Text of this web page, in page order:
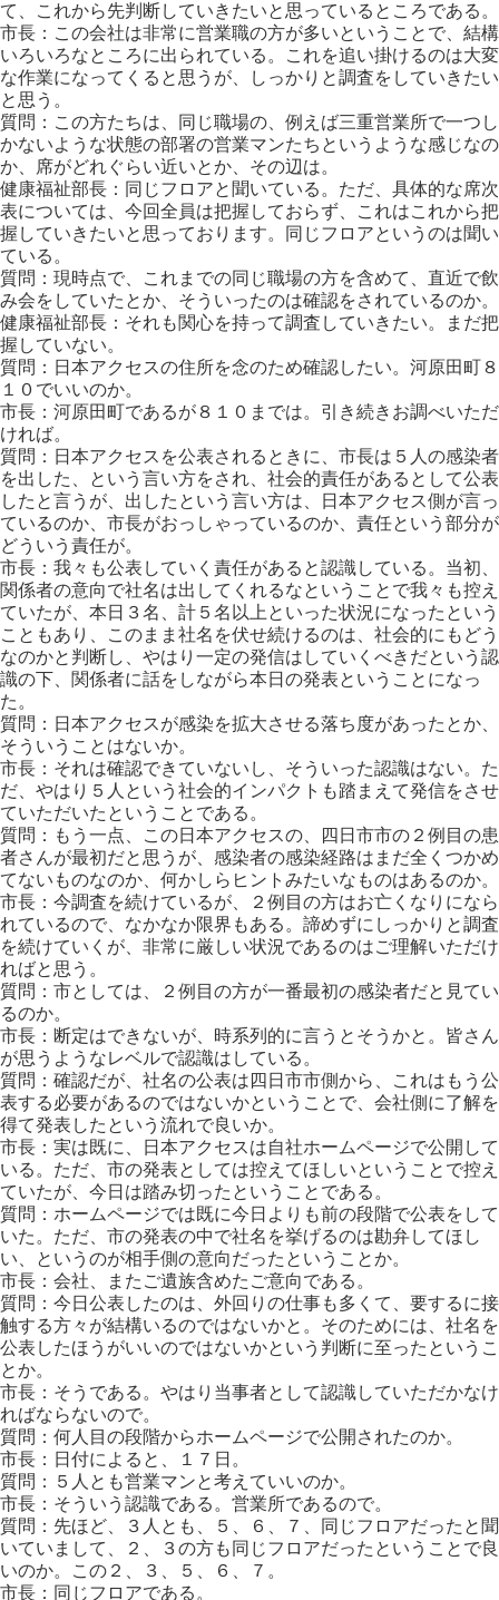
て、これから先判断していきたいと思っているところである。
市長：この会社は非常に営業職の方が多いということで、結構
いろいろなところに出られている。これを追い掛けるのは大変
な作業になってくると思うが、しっかりと調査をしていきたい
と思う。
質問：この方たちは、同じ職場の、例えば三重営業所で一つし
かないような状態の部署の営業マンたちというような感じなの
か、席がどれぐらい近いとか、その辺は。
健康福祉部長：同じフロアと聞いている。ただ、具体的な席次
表については、今回全員は把握しておらず、これはこれから把
握していきたいと思っております。同じフロアというのは聞い
ている。
質問：現時点で、これまでの同じ職場の方を含めて、直近で飲
み会をしていたとか、そういったのは確認をされているのか。
健康福祉部長：それも関心を持って調査していきたい。まだ把
握していない。
質問：日本アクセスの住所を念のため確認したい。河原田町８
１０でいいのか。
市長：河原田町であるが８１０までは。引き続きお調べいただ
ければ。
質問：日本アクセスを公表されるときに、市長は５人の感染者
を出した、という言い方をされ、社会的責任があるとして公表
したと言うが、出したという言い方は、日本アクセス側が言っ
ているのか、市長がおっしゃっているのか、責任という部分が
どういう責任が。
市長：我々も公表していく責任があると認識している。当初、
関係者の意向で社名は出してくれるなということで我々も控え
ていたが、本日３名、計５名以上といった状況になったという
こともあり、このまま社名を伏せ続けるのは、社会的にもどう
なのかと判断し、やはり一定の発信はしていくべきだという認
識の下、関係者に話をしながら本日の発表ということになっ
た。
質問：日本アクセスが感染を拡大させる落ち度があったとか、
そういうことはないか。
市長：それは確認できていないし、そういった認識はない。た
だ、やはり５人という社会的インパクトも踏まえて発信をさせ
ていただいたということである。
質問：もう一点、この日本アクセスの、四日市市の２例目の患
者さんが最初だと思うが、感染者の感染経路はまだ全くつかめ
てないものなのか、何かしらヒントみたいなものはあるのか。
市長：今調査を続けているが、２例目の方はお亡くなりになら
れているので、なかなか限界もある。諦めずにしっかりと調査
を続けていくが、非常に厳しい状況であるのはご理解いただけ
ればと思う。
質問：市としては、２例目の方が一番最初の感染者だと見てい
るのか。
市長：断定はできないが、時系列的に言うとそうかと。皆さん
が思うようなレベルで認識はしている。
質問：確認だが、社名の公表は四日市市側から、これはもう公
表する必要があるのではないかということで、会社側に了解を
得て発表したという流れで良いか。
市長：実は既に、日本アクセスは自社ホームページで公開して
いる。ただ、市の発表としては控えてほしいということで控え
ていたが、今日は踏み切ったということである。
質問：ホームページでは既に今日よりも前の段階で公表をして
いた。ただ、市の発表の中で社名を挙げるのは勘弁してほし
い、というのが相手側の意向だったということか。
市長：会社、またご遺族含めたご意向である。
質問：今日公表したのは、外回りの仕事も多くて、要するに接
触する方々が結構いるのではないかと。そのためには、社名を
公表したほうがいいのではないかという判断に至ったというこ
とか。
市長：そうである。やはり当事者として認識していただかなけ
ればならないので。
質問：何人目の段階からホームページで公開されたのか。
市長：日付によると、１７日。
質問：５人とも営業マンと考えていいのか。
市長：そういう認識である。営業所であるので。
質問：先ほど、３人とも、５、６、７、同じフロアだったと聞
いていまして、２、３の方も同じフロアだったということで良
いのか。この２、３、５、６、７。
市長：同じフロアである。